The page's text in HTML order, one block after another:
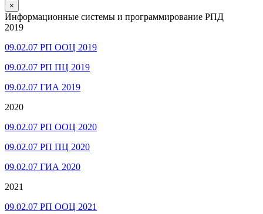
×
Информационные системы и программирование РПД
2019
09.02.07 РП ООЦ 2019
09.02.07 РП ПЦ 2019
09.02.07 ГИА 2019
2020
09.02.07 РП ООЦ 2020
09.02.07 РП ПЦ 2020
09.02.07 ГИА 2020
2021
09.02.07 РП ООЦ 2021